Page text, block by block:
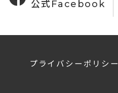
公式Facebook
プライバシーポリシー